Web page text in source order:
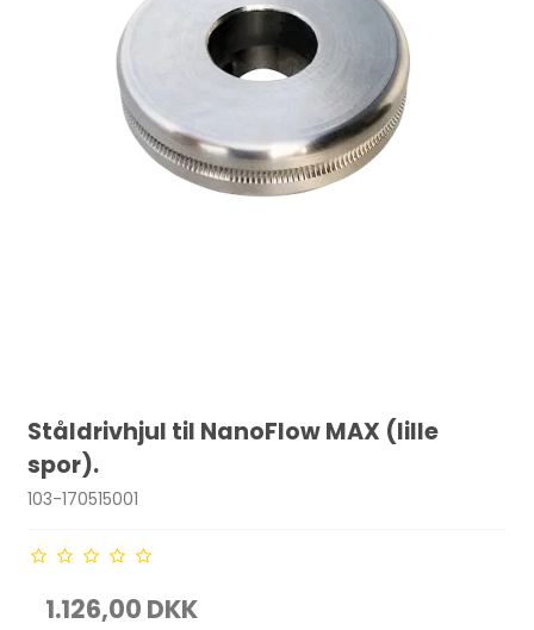
Ståldrivhjul til NanoFlow MAX (lille
spor).
103-170515001
1.126,00 DKK